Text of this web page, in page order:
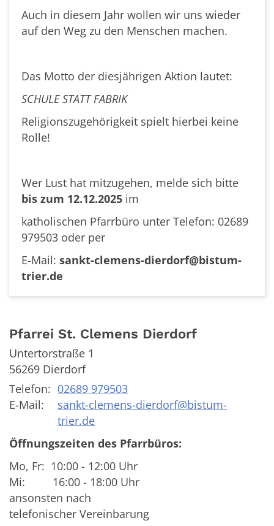
Auch in diesem Jahr wollen wir uns wieder
auf den Weg zu den Menschen machen.
Das Motto der diesjährigen Aktion lautet:
SCHULE STATT FABRIK
Religionszugehörigkeit spielt hierbei keine
Rolle!
Wer Lust hat mitzugehen, melde sich bitte
bis zum 12.12.2025 im
katholischen Pfarrbüro unter Telefon: 02689
979503 oder per
E-Mail: sankt-clemens-dierdorf@bistum-
trier.de
Pfarrei St. Clemens Dierdorf
Untertorstraße 1
56269 Dierdorf
Telefon: 02689 979503
E-Mail:
sankt-clemens-dierdorf@bistum-
trier.de
Öffnungszeiten des Pfarrbüros:
Mo, Fr: 10:00 - 12:00 Uhr
Mi: 16:00 - 18:00 Uhr
ansonsten nach
telefonischer Vereinbarung